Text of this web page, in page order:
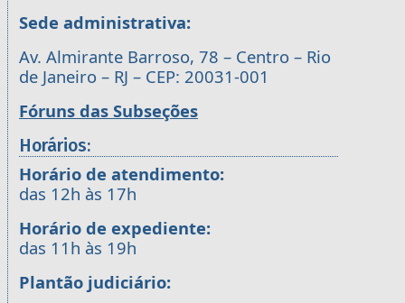
Sede administrativa:
Av. Almirante Barroso, 78 – Centro – Rio
de Janeiro – RJ – CEP: 20031-001
Fóruns das Subseções
Horários:
Horário de atendimento:
das 12h às 17h
Horário de expediente:
das 11h às 19h
Plantão judiciário: